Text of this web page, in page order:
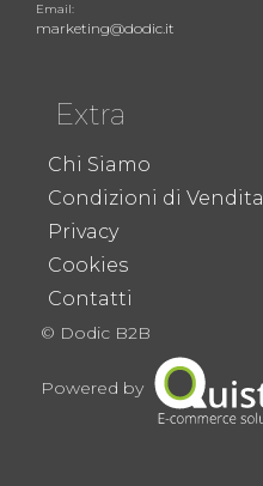
Email:
marketing@dodic.it
Extra
Chi Siamo
Condizioni di Vendita
Privacy
Cookies
Contatti
© Dodic B2B
Powered by